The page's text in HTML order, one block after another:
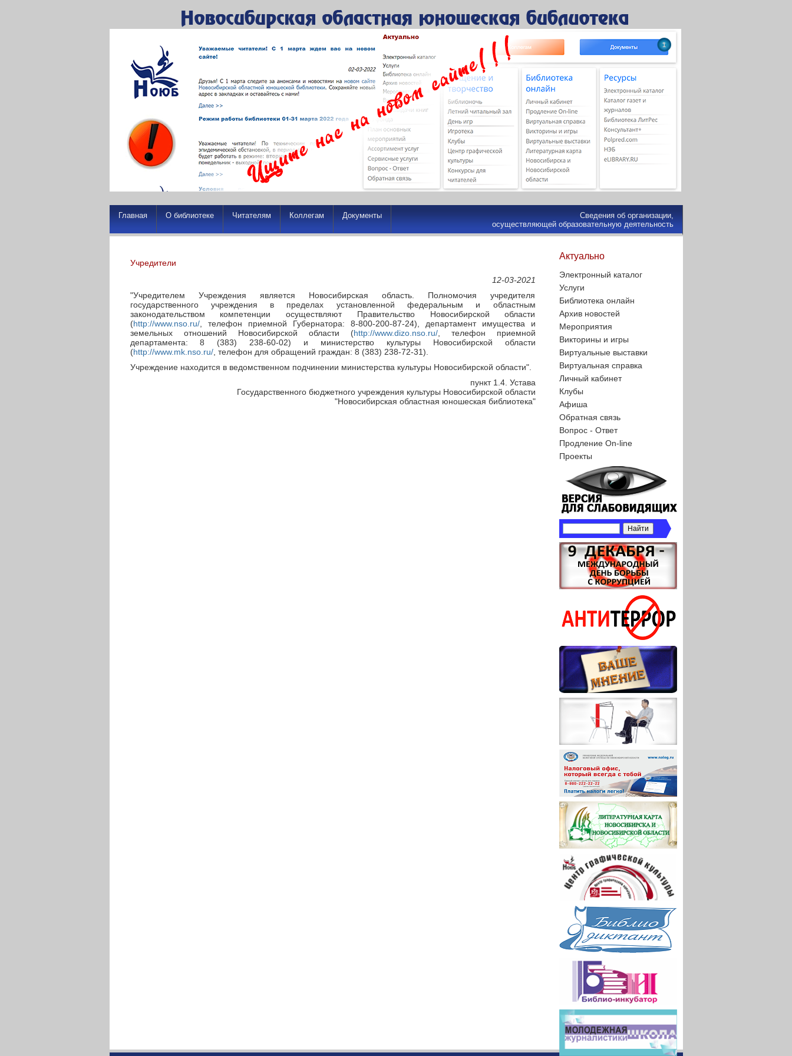
1
Главная О библиотеке Читателям Коллегам Документы
Сведения об организации,
осуществляющей образовательную деятельность
Актуально
Электронный каталог
Услуги
Библиотека онлайн
Архив новостей
Мероприятия
Викторины и игры
Виртуальные выставки
Виртуальная справка
Личный кабинет
Клубы
Афиша
Обратная связь
Вопрос - Ответ
Продление On-line
Проекты
Учредители
12-03-2021
"Учредителем Учреждения является Новосибирская область. Полномочия учредителя
государственного учреждения в пределах установленной федеральным и областным
законодательством компетенции осуществляют Правительство Новосибирской области
(http://www.nso.ru/, телефон приемной Губернатора: 8-800-200-87-24), департамент имущества и
земельных отношений Новосибирской области (http://www.dizo.nso.ru/, телефон приемной
департамента: 8 (383) 238-60-02) и министерство культуры Новосибирской области
(http://www.mk.nso.ru/, телефон для обращений граждан: 8 (383) 238-72-31).
Учреждение находится в ведомственном подчинении министерства культуры Новосибирской области".
пункт 1.4. Устава
Государственного бюджетного учреждения культуры Новосибирской области
"Новосибирская областная юношеская библиотека"